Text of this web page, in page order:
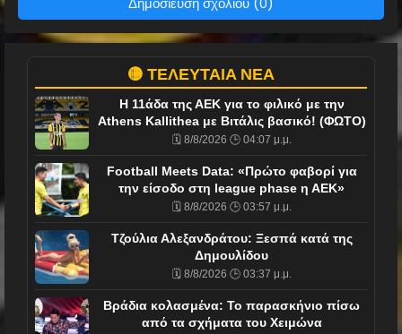
🟡 ΤΕΛΕΥΤΑΙΑ ΝΕΑ
Η 11άδα της ΑΕΚ για το φιλικό με την
Athens Kallithea με Βιτάλις βασικό! (ΦΩΤΟ)
🗓️ 8/8/2026 🕒 04:07 μ.μ.
Football Meets Data: «Πρώτο φαβορί για
την είσοδο στη league phase η ΑΕΚ»
🗓️ 8/8/2026 🕒 03:57 μ.μ.
Τζούλια Αλεξανδράτου: Ξεσπά κατά της
Δημουλίδου
🗓️ 8/8/2026 🕒 03:37 μ.μ.
Βράδια κολασμένα: Το παρασκήνιο πίσω
από τα σχήματα του Χειμώνα